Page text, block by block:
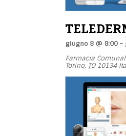
giugno 8 @ 8:00 -
Farmacia
Torino, TO 10134